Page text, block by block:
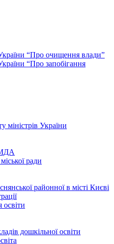
“Про очищення влади”
“Про запобігання
міністрів України
ради
районної в місті Києві
освіти
дошкільної освіти